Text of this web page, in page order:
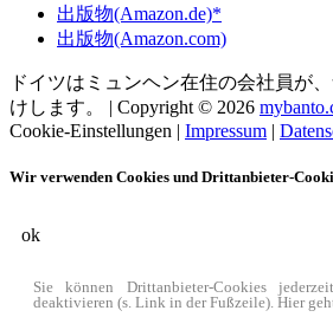
出版物(Amazon.de)*
出版物(Amazon.com)
ドイツはミュンヘン在住の会社員が
けします。 | Copyright © 2026
Cookie-Einstellungen | Impressum |
Wir verwenden Cookies und Drittanbieter-
ok
Sie können Drittanbieter-Cookies
deaktivieren (s. Link in der Fußzeile). Hier